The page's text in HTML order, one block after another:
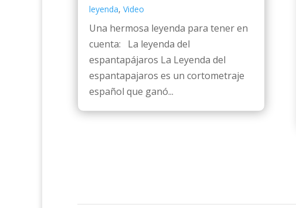
leyenda, Video
Una hermosa leyenda para tener en
cuenta: La leyenda del
espantapájaros La Leyenda del
espantapajaros es un cortometraje
español que ganó...